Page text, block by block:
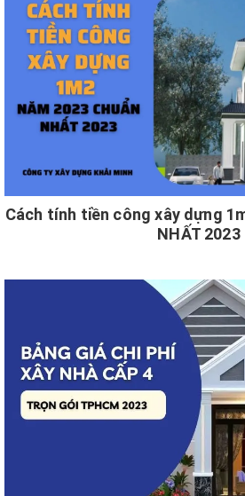
Cách tính tiền công xây dựng
NHẤT 2023